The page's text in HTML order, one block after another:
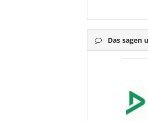
Das sagen